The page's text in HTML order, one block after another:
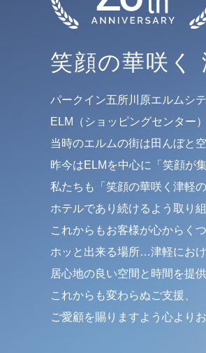
笑顔の華咲く
パークイン五所川原エルムシ
ELM（ショッピングセンター
当時のエルムの街は田んぼと
昨今はELMを中心に「笑顔が
私たちも「笑顔の華咲く津軽
ホテルであり続けるよう取り
これからもお客様が心からくつ
ホッと出来る場所…津軽にお
居心地の良い空間と時間を提
これからも変わらぬご支援、
ご愛顧を賜りますよう心より